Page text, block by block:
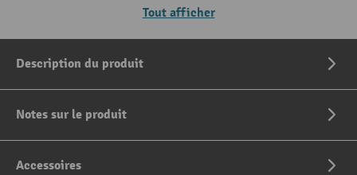
Tout afficher
Description du produit
Notes sur le produit
Accessoires